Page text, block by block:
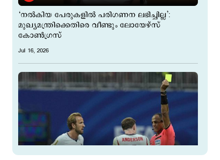
‘നല്‍കിയ പേരുകളില്‍ പരിഗണന ലഭിച്ചില്ല’:
മുഖ്യമന്ത്രിക്കെതിരെ വീണ്ടും ലോയേഴ്സ്
കോണ്‍ഗ്രസ്
Jul 16, 2026